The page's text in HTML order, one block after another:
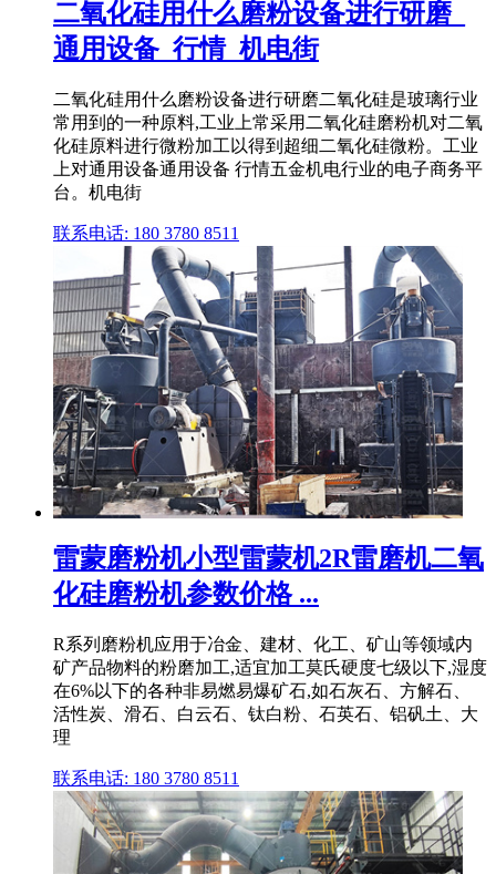
二氧化硅用什么磨粉设备进行研磨_
通用设备_行情_机电街
二氧化硅用什么磨粉设备进行研磨二氧化硅是玻璃行业
常用到的一种原料,工业上常采用二氧化硅磨粉机对二氧
化硅原料进行微粉加工以得到超细二氧化硅微粉。工业
上对通用设备通用设备 行情五金机电行业的电子商务平
台。机电街
联系电话: 180 3780 8511
雷蒙磨粉机小型雷蒙机2R雷磨机二氧
化硅磨粉机参数价格 ...
R系列磨粉机应用于冶金、建材、化工、矿山等领域内
矿产品物料的粉磨加工,适宜加工莫氏硬度七级以下,湿度
在6%以下的各种非易燃易爆矿石,如石灰石、方解石、
活性炭、滑石、白云石、钛白粉、石英石、铝矾土、大
理
联系电话: 180 3780 8511